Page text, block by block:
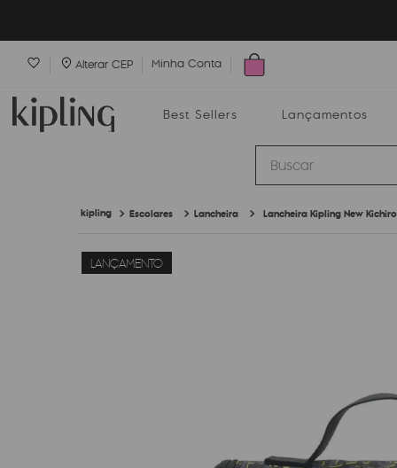
Alterar CEP Minha Conta
Best Sellers Lançamentos
Buscar
Escolares Lancheira Lancheira Kipling New
LANÇAMENTO